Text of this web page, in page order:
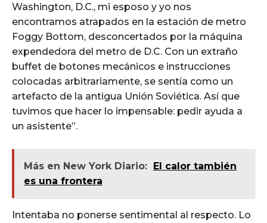
Washington, D.C., mi esposo y yo nos
encontramos atrapados en la estación de metro
Foggy Bottom, desconcertados por la máquina
expendedora del metro de D.C. Con un extraño
buffet de botones mecánicos e instrucciones
colocadas arbitrariamente, se sentía como un
artefacto de la antigua Unión Soviética. Así que
tuvimos que hacer lo impensable: pedir ayuda a
un asistente”.
Más en New York Diario: El calor también
es una frontera
Intentaba no ponerse sentimental al respecto. Lo